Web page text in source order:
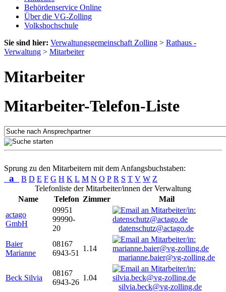
Behördenservice Online
Über die VG-Zolling
Volkshochschule
Sie sind hier: Verwaltungsgemeinschaft Zolling > Rathaus -
Verwaltung > Mitarbeiter
Mitarbeiter
Mitarbeiter-Telefon-Liste
Sprung zu den Mitarbeitern mit dem Anfangsbuchstaben:
a B D E F G H K L M N O P R S T V W Z
Telefonliste der Mitarbeiter/innen der Verwaltung
Name
Telefon Zimmer
Mail
actago
GmbH
09951
99990-
20
datenschutz@actago.de
Baier
Marianne
08167
6943-51
1.14
marianne.baier@vg-zolling.de
Beck Silvia
08167
6943-26
1.04
silvia.beck@vg-zolling.de